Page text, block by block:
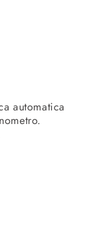
automatica